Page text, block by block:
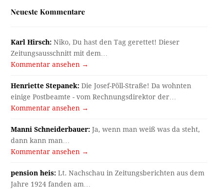
Neueste Kommentare
Karl Hirsch: Niko, Du hast den Tag gerettet! Dieser
Zeitungsausschnitt mit dem…
Kommentar ansehen →
Henriette Stepanek: Die Josef-Pöll-Straße! Da wohnten
einige Postbeamte - vom Rechnungsdirektor der…
Kommentar ansehen →
Manni Schneiderbauer: Ja, wenn man weiß was da steht,
dann kann man…
Kommentar ansehen →
pension heis: Lt. Nachschau in Zeitungsberichten aus dem
Jahre 1924 fanden am…